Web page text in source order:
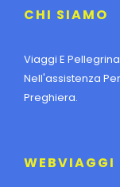
CHI SIAMO
Viaggi E
Nell'assistenza
Preghiera.
WEBVIAGGI